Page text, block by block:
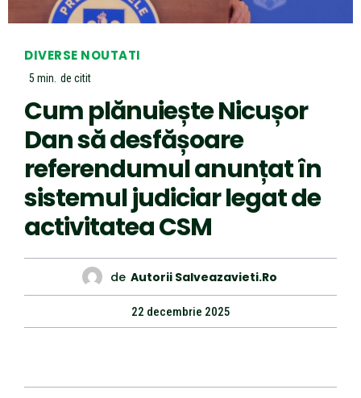
DIVERSE NOUTATI
5 min. de citit
Cum plănuiește Nicușor
Dan să desfășoare
referendumul anunțat în
sistemul judiciar legat de
activitatea CSM
de Autorii Salveazavieti.ro
22 decembrie 2025